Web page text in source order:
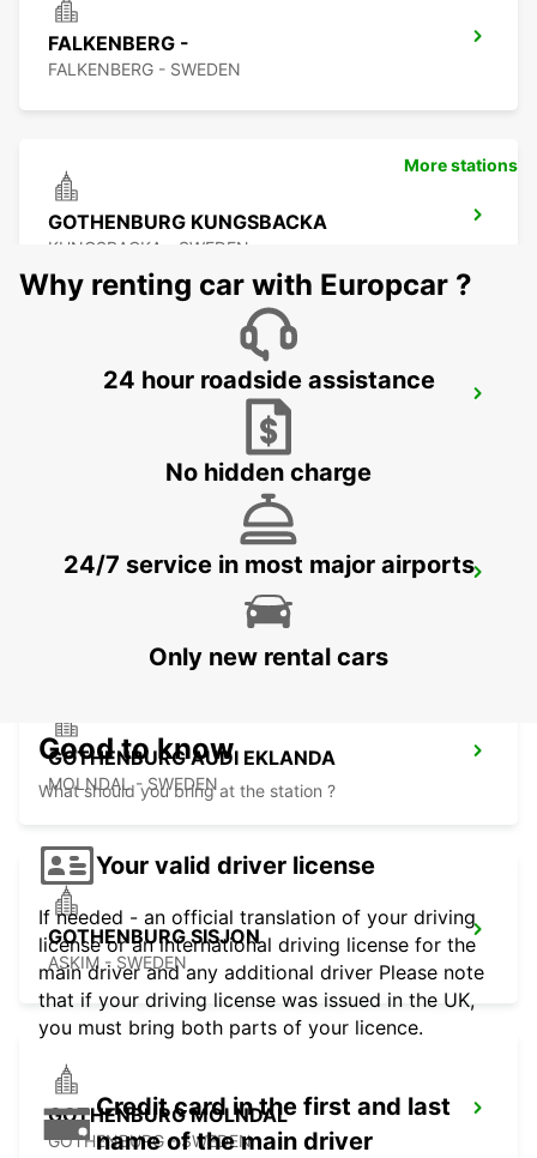
FALKENBERG -
FALKENBERG - SWEDEN
GOTHENBURG KUNGSBACKA
KUNGSBACKA - SWEDEN
GOTHENBURG LANDVETTER AIRPORT
GOTHENBURG - SWEDEN
GOTHENBURG AUDI EKLANDA
MOLNDAL - SWEDEN
GOTHENBURG SISJON
ASKIM - SWEDEN
GOTHENBURG MOLNDAL
GOTHENBURG - SWEDEN
More stations
Why renting car with Europcar ?
24 hour roadside assistance
No hidden charge
24/7 service in most major airports
Only new rental cars
Good to know
What should you bring at the station ?
Your valid driver license
If needed - an official translation of your driving
license or an international driving license for the
main driver and any additional driver Please note
that if your driving license was issued in the UK,
you must bring both parts of your licence.
Credit card in the first and last
name of the main driver